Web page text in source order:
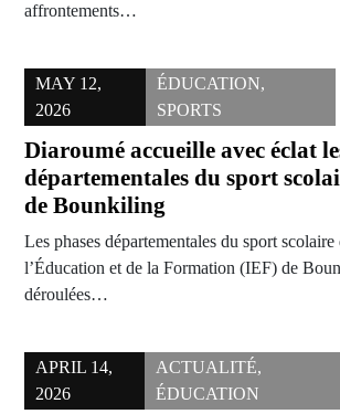
affrontements…
MAY 12,
2026
ÉDUCATION,
SPORTS
Diaroumé accueille avec éclat
départementales du sport
de Bounkiling
Les phases départementales du sport
l’Éducation et de la Formation (IEF) de
déroulées…
APRIL 14,
2026
ACTUALITÉ,
ÉDUCATION